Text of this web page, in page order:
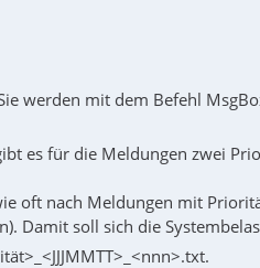
werden mit dem Befehl
es für die Meldungen zwei
oft nach Meldungen mit
Damit soll sich die